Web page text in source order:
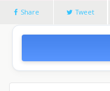
Share Tweet